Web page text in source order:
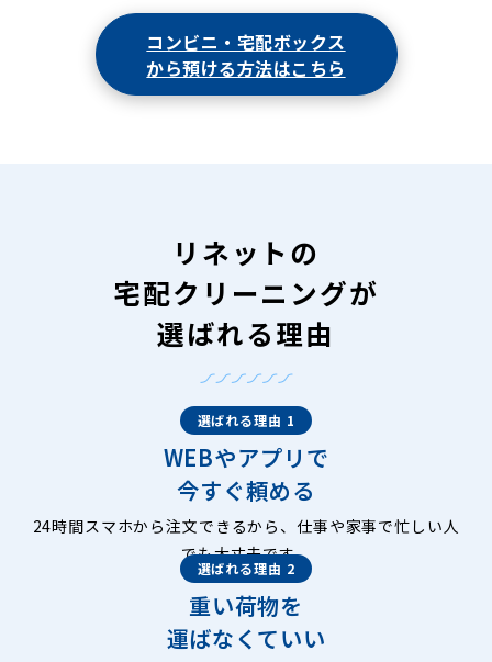
コンビニ・宅配ボックス
から預ける方法はこちら
リネットの
宅配クリーニングが
選ばれる理由
選ばれる理由 1
WEBやアプリで
今すぐ頼める
24時間スマホから注文できるから、仕事や家事で忙しい人
でも大丈夫です。
選ばれる理由 2
重い荷物を
運ばなくていい